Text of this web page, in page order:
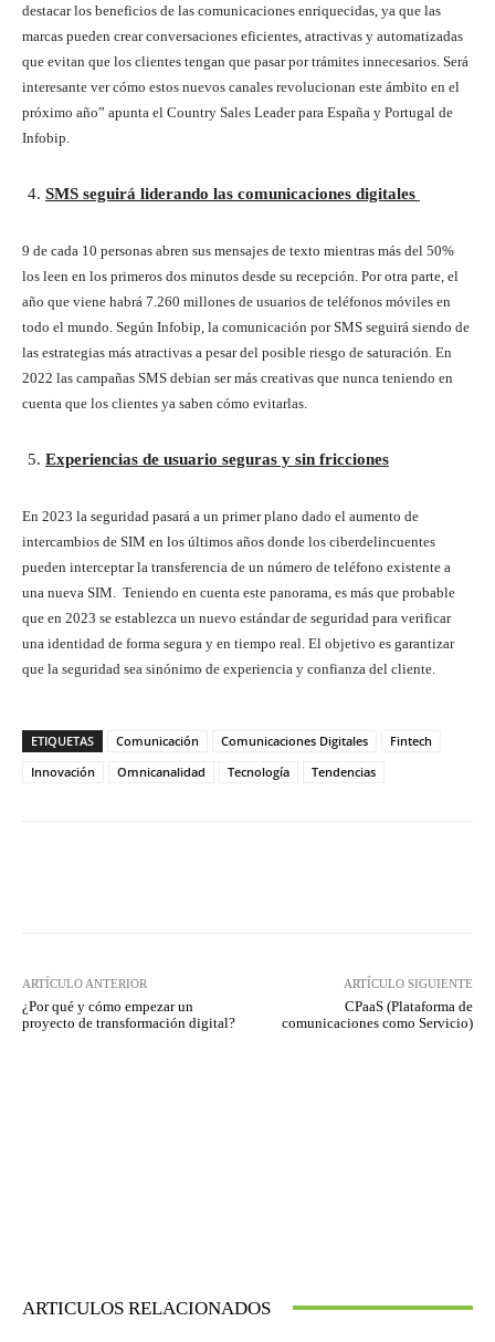
destacar los beneficios de las comunicaciones enriquecidas, ya que las
marcas pueden crear conversaciones eficientes, atractivas y automatizadas
que evitan que los clientes tengan que pasar por trámites innecesarios. Será
interesante ver cómo estos nuevos canales revolucionan este ámbito en el
próximo año” apunta el Country Sales Leader para España y Portugal de
Infobip.
SMS seguirá liderando las comunicaciones digitales
9 de cada 10 personas abren sus mensajes de texto mientras más del 50%
los leen en los primeros dos minutos desde su recepción. Por otra parte, el
año que viene habrá 7.260 millones de usuarios de teléfonos móviles en
todo el mundo. Según Infobip, la comunicación por SMS seguirá siendo de
las estrategias más atractivas a pesar del posible riesgo de saturación. En
2022 las campañas SMS debian ser más creativas que nunca teniendo en
cuenta que los clientes ya saben cómo evitarlas.
Experiencias de usuario seguras y sin fricciones
En 2023 la seguridad pasará a un primer plano dado el aumento de
intercambios de SIM en los últimos años donde los ciberdelincuentes
pueden interceptar la transferencia de un número de teléfono existente a
una nueva SIM. Teniendo en cuenta este panorama, es más que probable
que en 2023 se establezca un nuevo estándar de seguridad para verificar
una identidad de forma segura y en tiempo real. El objetivo es garantizar
que la seguridad sea sinónimo de experiencia y confianza del cliente.
ETIQUETAS Comunicación Comunicaciones Digitales
Fintech
Innovación
Omnicanalidad Tecnología Tendencias
ARTÍCULO ANTERIOR
¿Por qué y cómo empezar un
proyecto de transformación digital?
ARTÍCULO SIGUIENTE
CPaaS (Plataforma de
comunicaciones como Servicio)
ARTICULOS RELACIONADOS